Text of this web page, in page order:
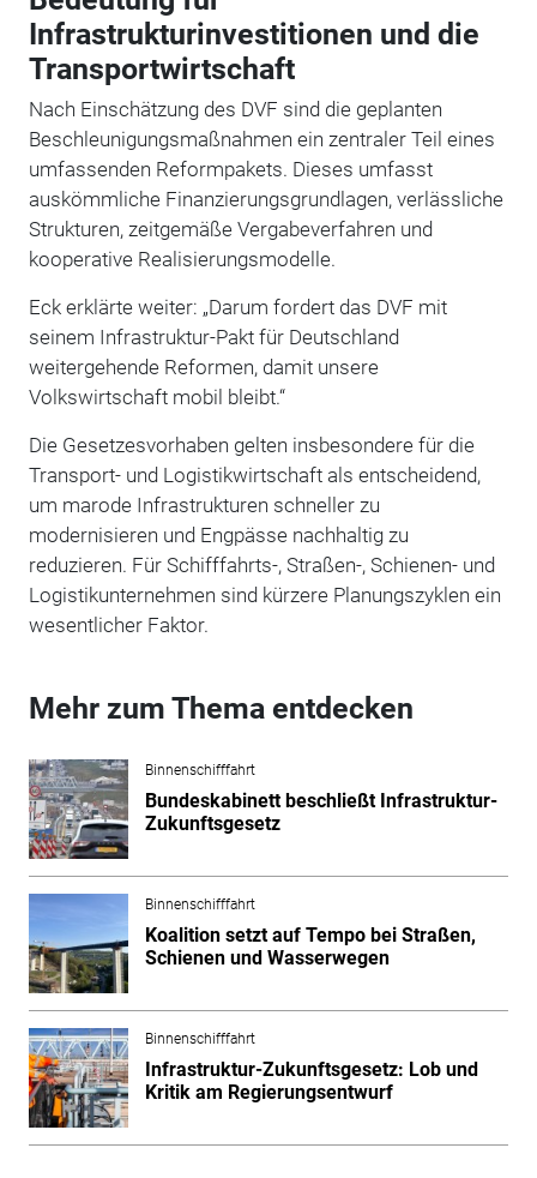
Infrastrukturinvestitionen und die
Transportwirtschaft
Nach Einschätzung des DVF sind die geplanten
Beschleunigungsmaßnahmen ein zentraler Teil eines
umfassenden Reformpakets. Dieses umfasst
auskömmliche Finanzierungsgrundlagen, verlässliche
Strukturen, zeitgemäße Vergabeverfahren und
kooperative Realisierungsmodelle.
Eck erklärte weiter: „Darum fordert das DVF mit
seinem Infrastruktur-Pakt für Deutschland
weitergehende Reformen, damit unsere
Volkswirtschaft mobil bleibt.“
Die Gesetzesvorhaben gelten insbesondere für die
Transport- und Logistikwirtschaft als entscheidend,
um marode Infrastrukturen schneller zu
modernisieren und Engpässe nachhaltig zu
reduzieren. Für Schifffahrts-, Straßen-, Schienen- und
Logistikunternehmen sind kürzere Planungszyklen ein
wesentlicher Faktor.
Mehr zum Thema entdecken
Binnenschifffahrt
Bundeskabinett beschließt Infrastruktur-
Zukunftsgesetz
Binnenschifffahrt
Koalition setzt auf Tempo bei Straßen,
Schienen und Wasserwegen
Binnenschifffahrt
Infrastruktur-Zukunftsgesetz: Lob und
Kritik am Regierungsentwurf